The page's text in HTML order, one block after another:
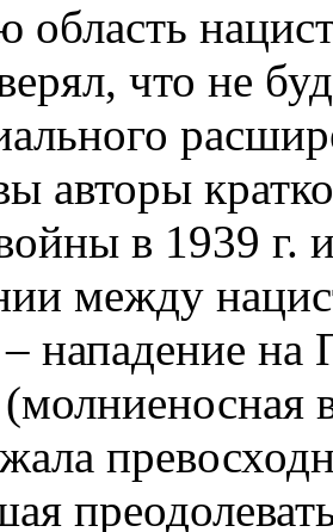
область
что не
авторы
в 1939 г.
между
нападение